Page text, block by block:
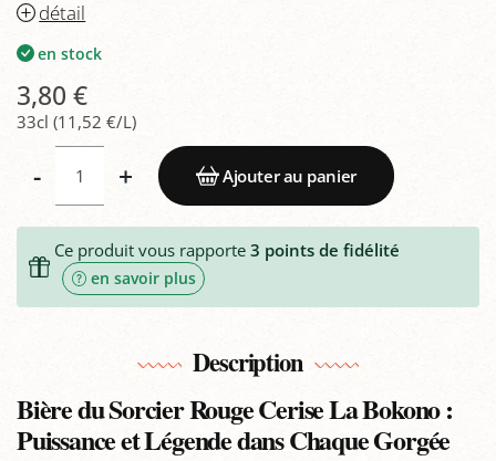
détail
en stock
3,80 €
33cl (11,52 €/L)
- + Ajouter au panier
Ce produit vous rapporte 3 points de fidélité
en savoir plus
Description
Bière du Sorcier Rouge Cerise La Bokono :
Puissance et Légende dans Chaque Gorgée